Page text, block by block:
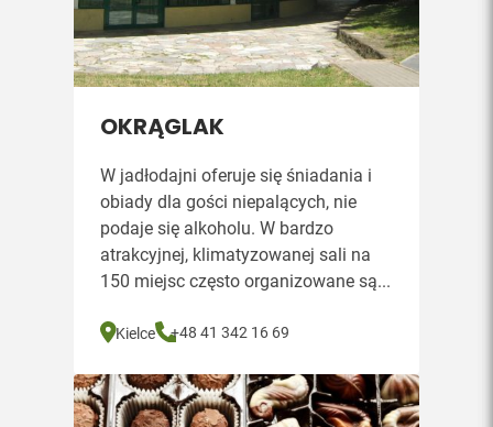
OKRĄGLAK
W jadłodajni oferuje się śniadania i
obiady dla gości niepalących, nie
podaje się alkoholu. W bardzo
atrakcyjnej, klimatyzowanej sali na
150 miejsc często organizowane są...
Kielce +48 41 342 16 69